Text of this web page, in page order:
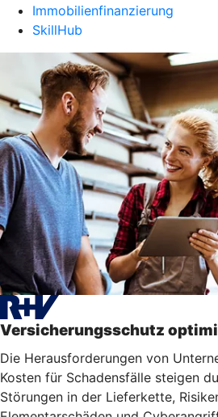
Immobilienfinanzierung
SkillHub
Versicherungsschutz
Die Herausforderungen von
Kosten für Schadensfälle steigen
Störungen in der Lieferkette,